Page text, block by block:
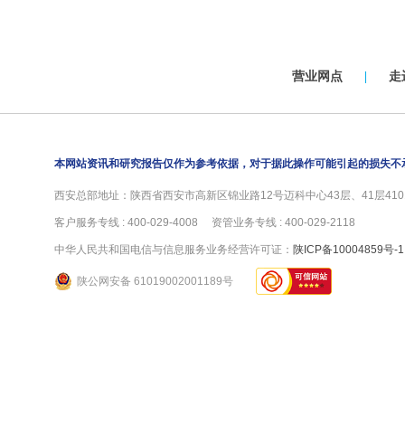
营业网点 走
本网站资讯和研究报告仅作为参考依据，对于据此操作可能引起的损失
西安总部地址：陕西省西安市高新区锦业路12号迈科中心43层、41层
客户服务专线 : 400-029-4008 资管业务专线 : 400-029-2118
中华人民共和国电信与信息服务业务经营许可证： 陕ICP备10004859号-1
陕公网安备 61019002001189号